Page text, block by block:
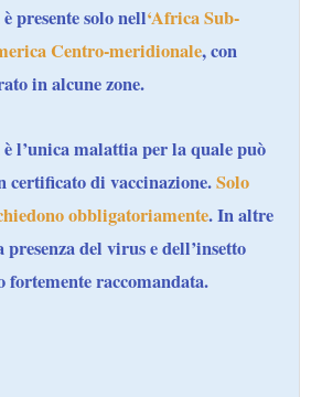
presente solo nell‘Africa Sub-
Centro-meridionale, con
in alcune zone.
l’unica malattia per la quale può
certificato di vaccinazione.Solo
obbligatoriamente. In altre
del virus e dell’insetto
fortemente raccomandata.